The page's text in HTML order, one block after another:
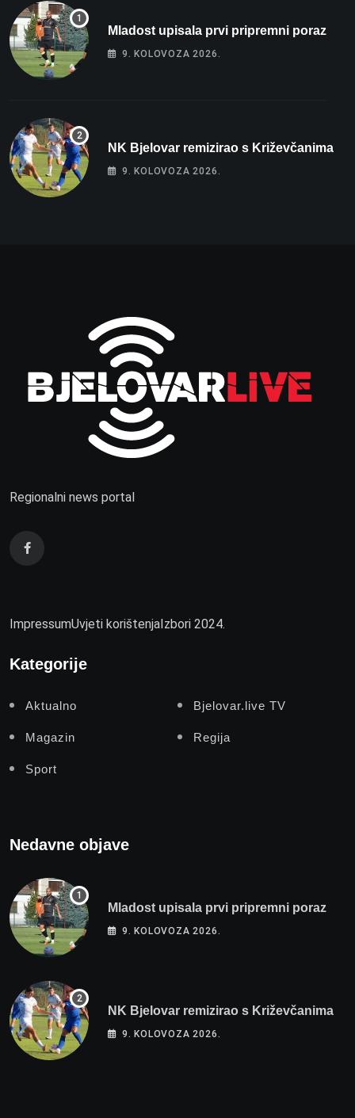
Mladost upisala prvi pripremni poraz
9. KOLOVOZA 2026.
NK Bjelovar remizirao s Križevčanima
9. KOLOVOZA 2026.
Regionalni news portal
ImpressumUvjeti korištenjaIzbori 2024.
Kategorije
Aktualno Bjelovar.live TV
Magazin Regija
Sport
Nedavne objave
Mladost upisala prvi pripremni poraz
9. KOLOVOZA 2026.
NK Bjelovar remizirao s Križevčanima
9. KOLOVOZA 2026.